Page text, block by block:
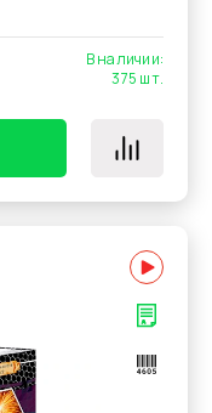
В наличии:
375 шт.